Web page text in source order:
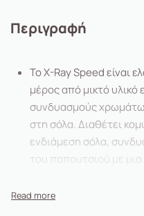
Περιγραφή
Το X-Ray Speed είναι
μέρος από μικτό
συνδυασμούς
στη σόλα. Διαθέτει
ενδιάμεση σόλα,
του παπουτσιού με